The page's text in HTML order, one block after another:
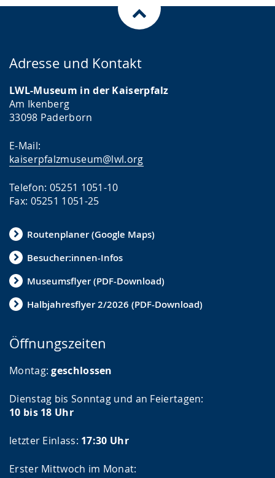
Adresse und Kontakt
LWL-Museum in der Kaiserpfalz
Am Ikenberg
33098 Paderborn
E-Mail:
kaiserpfalzmuseum@lwl.org
Telefon: 05251 1051-10
Fax: 05251 1051-25
Routenplaner (Google Maps)
Besucher:innen-Infos
Museumsflyer (PDF-Download)
Halbjahresflyer 2/2026 (PDF-Download)
Öffnungszeiten
Montag:geschlossen
Dienstag bis Sonntag und an Feiertagen:
10 bis 18 Uhr
letzter Einlass: 17:30 Uhr
Erster Mittwoch im Monat: